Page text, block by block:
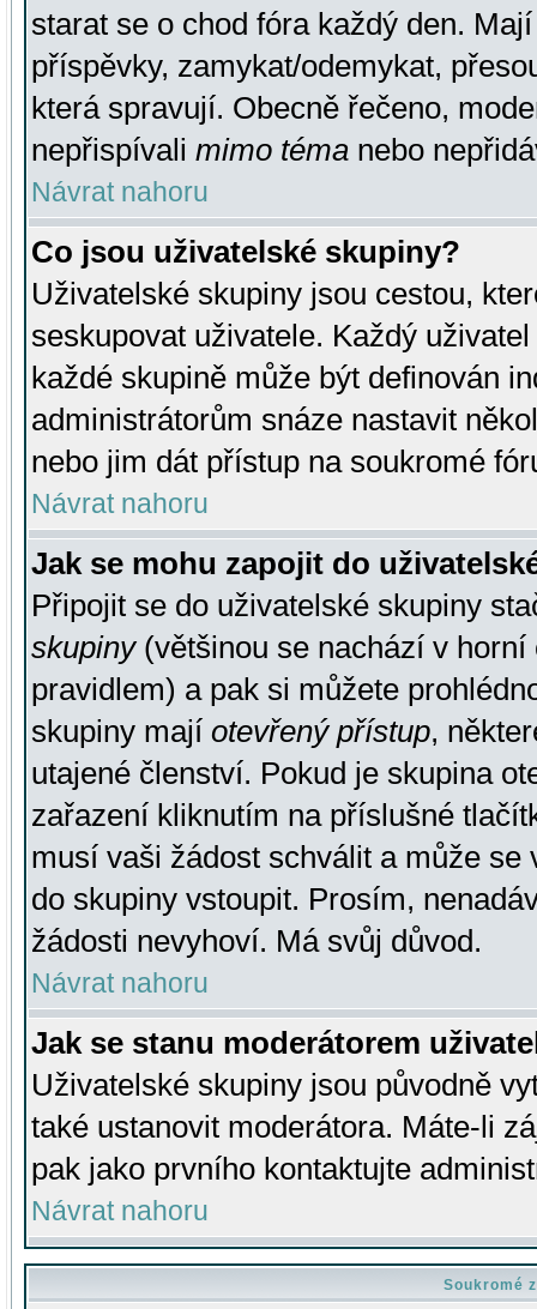
starat se o chod fóra každý den.
příspěvky, zamykat/odemykat,
která spravují. Obecně řečeno,
nepřispívali mimo téma nebo
Návrat nahoru
Co jsou uživatelské skupiny?
Uživatelské skupiny jsou cestou,
seskupovat uživatele. Každý
každé skupině může být definován
administrátorům snáze nastavit
nebo jim dát přístup na soukromé
Návrat nahoru
Jak se mohu zapojit do
Připojit se do uživatelské skupiny
skupiny(většinou se nachází v horní
pravidlem) a pak si můžete
skupiny mají otevřený přístup,
utajené členství. Pokud je skupina
zařazení kliknutím na příslušné
musí vaši žádost schválit a může se
do skupiny vstoupit. Prosím,
žádosti nevyhoví. Má svůj důvod.
Návrat nahoru
Jak se stanu moderátorem
Uživatelské skupiny jsou původně
také ustanovit moderátora. Máte-li
pak jako prvního kontaktujte
Návrat nahoru
Soukromé